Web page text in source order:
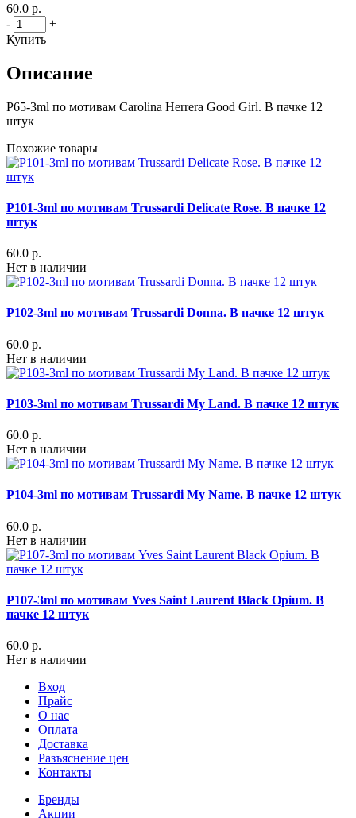
60.0 р.
-
+
Купить
Описание
P65-3ml по мотивам Carolina Herrera Good Girl. В пачке 12
штук
Похожие товары
P101-3ml по мотивам Trussardi Delicate Rose. В пачке 12
штук
60.0 р.
Нет в наличии
P102-3ml по мотивам Trussardi Donna. В пачке 12 штук
60.0 р.
Нет в наличии
P103-3ml по мотивам Trussardi My Land. В пачке 12 штук
60.0 р.
Нет в наличии
P104-3ml по мотивам Trussardi My Name. В пачке 12 штук
60.0 р.
Нет в наличии
P107-3ml по мотивам Yves Saint Laurent Black Opium. В
пачке 12 штук
60.0 р.
Нет в наличии
Вход
Прайс
О нас
Оплата
Доставка
Разъяснение цен
Контакты
Бренды
Акции